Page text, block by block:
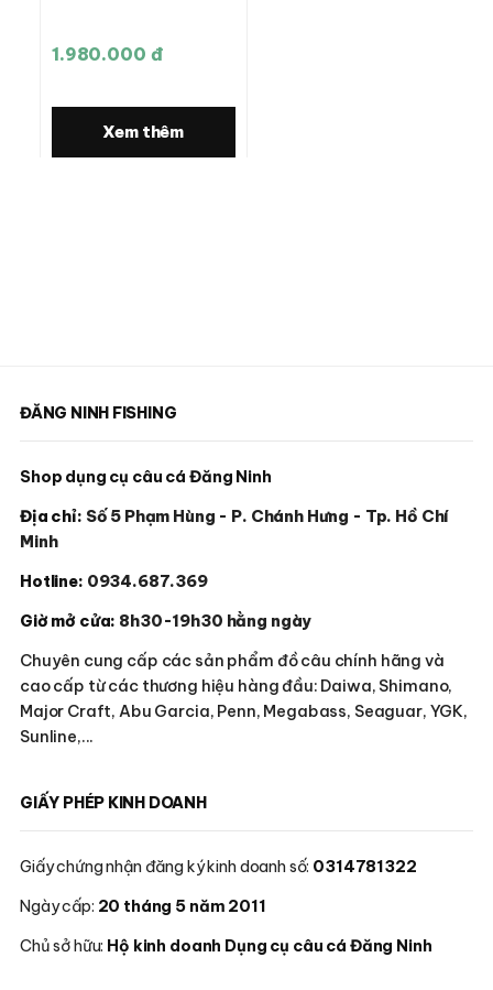
1.980.000 đ
Xem thêm
ĐĂNG NINH FISHING
Shop dụng cụ câu cá Đăng Ninh
Địa chỉ: Số 5 Phạm Hùng - P. Chánh Hưng - Tp. Hồ Chí
Minh
Hotline: 0934.687.369
Giờ mở cửa: 8h30-19h30 hằng ngày
Chuyên cung cấp các sản phẩm đồ câu chính hãng và
cao cấp từ các thương hiệu hàng đầu: Daiwa, Shimano,
Major Craft, Abu Garcia, Penn, Megabass, Seaguar, YGK,
Sunline,...
GIẤY PHÉP KINH DOANH
Giấy chứng nhận đăng ký kinh doanh số: 0314781322
Ngày cấp: 20 tháng 5 năm 2011
Chủ sở hữu: Hộ kinh doanh Dụng cụ câu cá Đăng Ninh